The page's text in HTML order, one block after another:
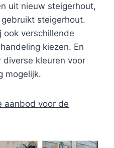
uit nieuw steigerhout,
steigerhout.
ook verschillende
kiezen. En
diverse kleuren voor
mogelijk.
aanbod voor de